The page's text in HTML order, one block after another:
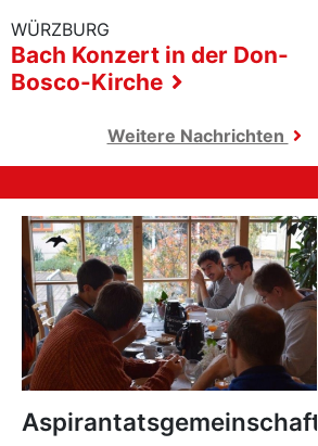
WÜRZBURG
Bach Konzert in der Don-
Bosco-Kirche
Weitere Nachrichten
Aspirantatsgemeinschaft